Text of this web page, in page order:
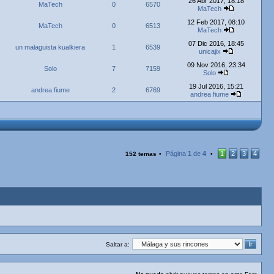
MaTech 0 6570
MaTech
MaTech 0 6513
12 Feb 2017, 08:10
MaTech
un malaguista kualkiera 1 6539
07 Dic 2016, 18:45
unicajix
Solo 7 7159
09 Nov 2016, 23:34
Solo
andrea fiume 2 6769
19 Jul 2016, 15:21
andrea fiume
152 temas • Página 1 de 4 • 1 2 3 4
Saltar a: